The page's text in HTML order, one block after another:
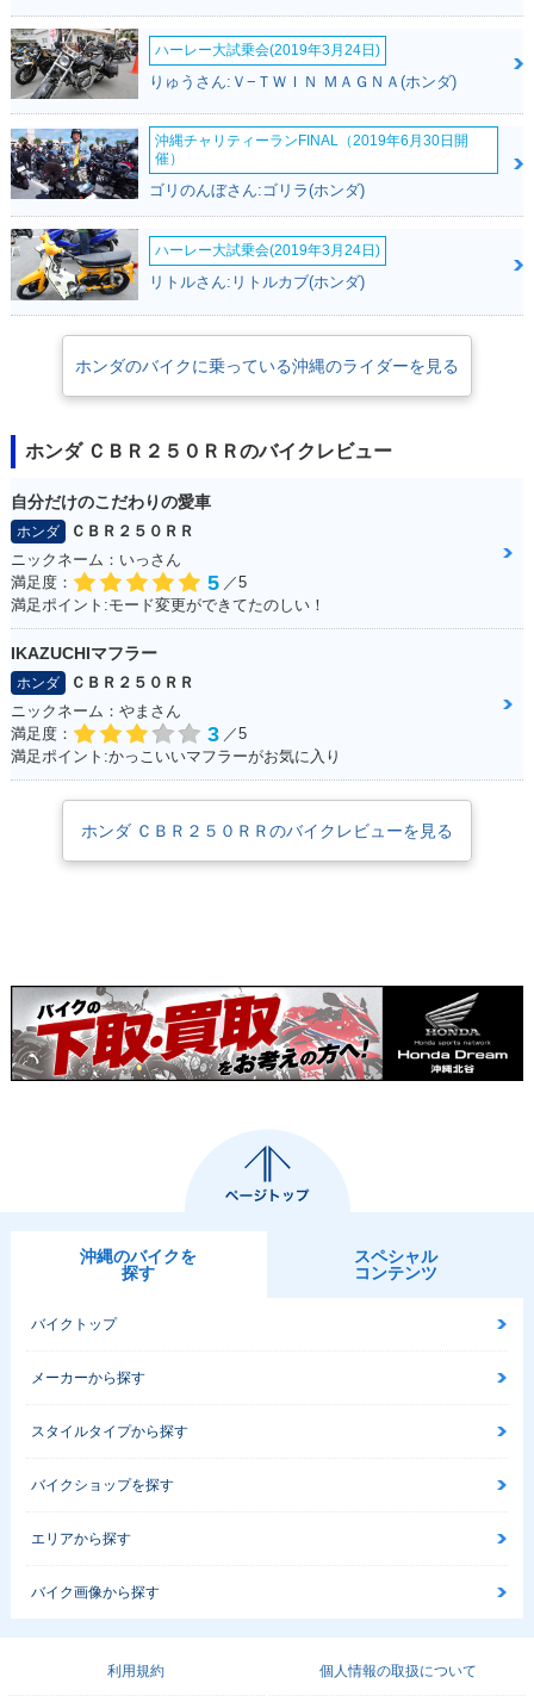
1994年 CBR250R
R・マイナーチェン
1992年 CBR250R
R・カラーチェンジ
1991年 CBR250R
R・カラーチェンジ
1990年 CBR250R
1990年 CBR250R
ハーレー大試乗会(2019年3月24日)
りゅうさん:Ｖ−ＴＷＩＮ ＭＡＧＮＡ(ホンダ)
沖縄チャリティーランFINAL（2019年6月30日開
催）
ゴリのんぼさん:ゴリラ(ホンダ)
ハーレー大試乗会(2019年3月24日)
リトルさん:リトルカブ(ホンダ)
ホンダのバイクに乗っている沖縄のライダーを見る
ホンダ ＣＢＲ２５０ＲＲのバイクレビュー
自分だけのこだわりの愛車
ホンダ
ＣＢＲ２５０ＲＲ
ニックネーム：いっさん
満足度：
5 ／5
満足ポイント:モード変更ができてたのしい！
IKAZUCHIマフラー
ホンダ
ＣＢＲ２５０ＲＲ
ニックネーム：やまさん
満足度：
3 ／5
満足ポイント:かっこいいマフラーがお気に入り
ホンダ ＣＢＲ２５０ＲＲのバイクレビューを見る
沖縄のバイクを
探す
スペシャル
コンテンツ
バイクトップ
メーカーから探す
スタイルタイプから探す
バイクショップを探す
エリアから探す
バイク画像から探す
利用規約 個人情報の取扱について